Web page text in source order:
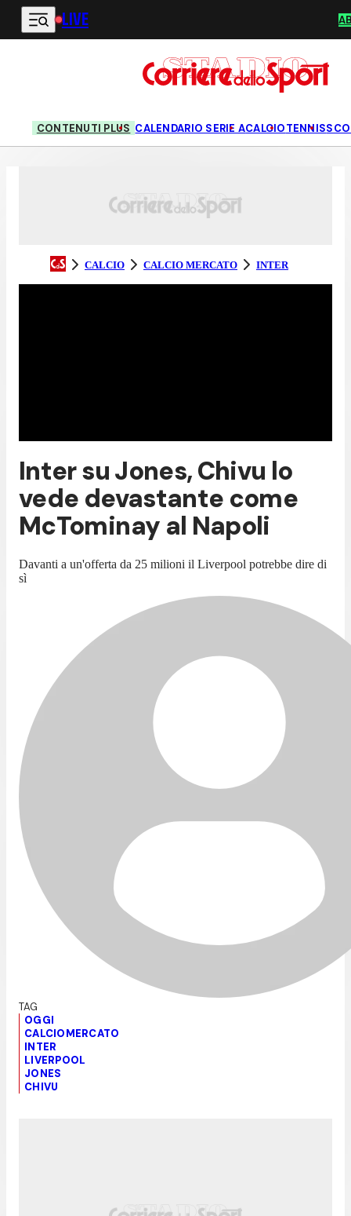
Vai al contenuto principale
LIVE
CONTENUTI PLUS CALENDARIO SERIE ACALCIOTENNIS
CALCIO CALCIO MERCATO INTER
Inter su Jones, Chivu lo
vede devastante come
McTominay al Napoli
Davanti a un'offerta da 25 milioni il Liverpool potrebbe dire di
sì
OGGI
CALCIOMERCATO
INTER
LIVERPOOL
JONES
CHIVU